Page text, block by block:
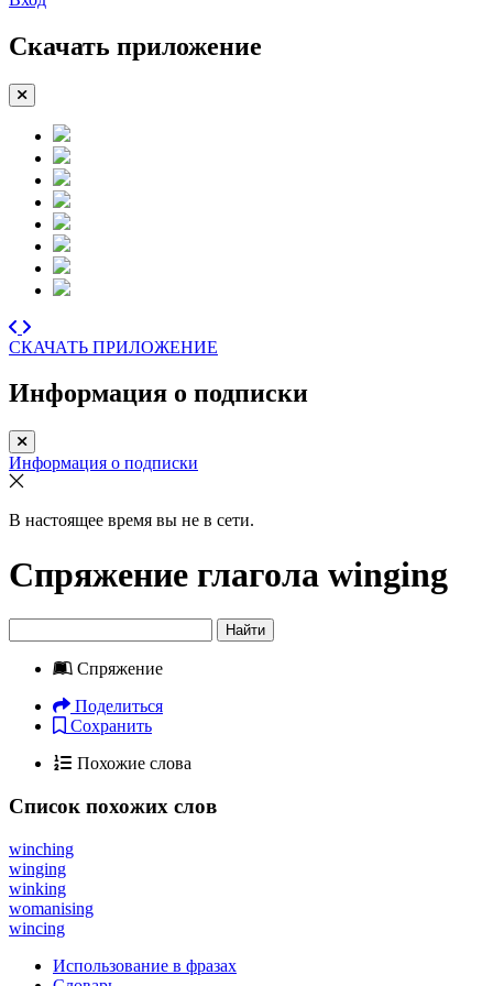
Скачать приложение
СКАЧАТЬ ПРИЛОЖЕНИЕ
Информация о подписки
Информация о подписки
В настоящее время вы не в сети.
Спряжение глагола winging
Найти
Спряжение
Поделиться
Сохранить
Похожие слова
Список похожих слов
winching
winging
winking
womanising
wincing
Использование в фразах